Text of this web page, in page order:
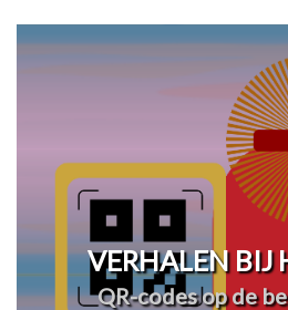
VERHALEN BIJ
QR-codes op de